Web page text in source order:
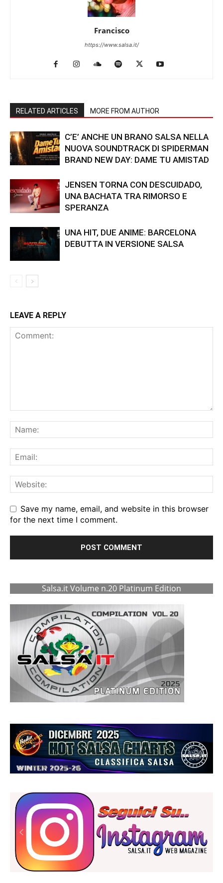
Francisco
https://www.salsa.it/
RELATED ARTICLES MORE FROM AUTHOR
C’E’ ANCHE UN BRANO SALSA NELLA
NUOVA SOUNDTRACK DI SPIDERMAN
BRAND NEW DAY: DAME TU AMISTAD
JENSEN TORNA CON DESCUIDADO,
UNA BACHATA TRA RIMORSO E
SPERANZA
UNA HIT, DUE ANIME: BARCELONA
DEBUTTA IN VERSIONE SALSA
LEAVE A REPLY
Save my name, email, and website in this browser
for the next time I comment.
Salsa.it Volume n.20 Platinum Edition